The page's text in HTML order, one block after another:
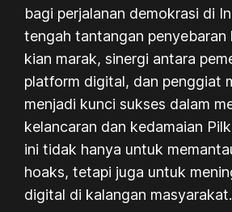
bagi perjalanan demokrasi di
tengah tantangan penyebaran
kian marak, sinergi antara
platform digital, dan penggiat
menjadi kunci sukses dalam
kelancaran dan kedamaian
ini tidak hanya untuk
hoaks, tetapi juga untuk
digital di kalangan masyarakat.